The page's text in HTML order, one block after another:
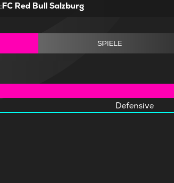
:FC Red Bull Salzburg
SPIELE
Defensive